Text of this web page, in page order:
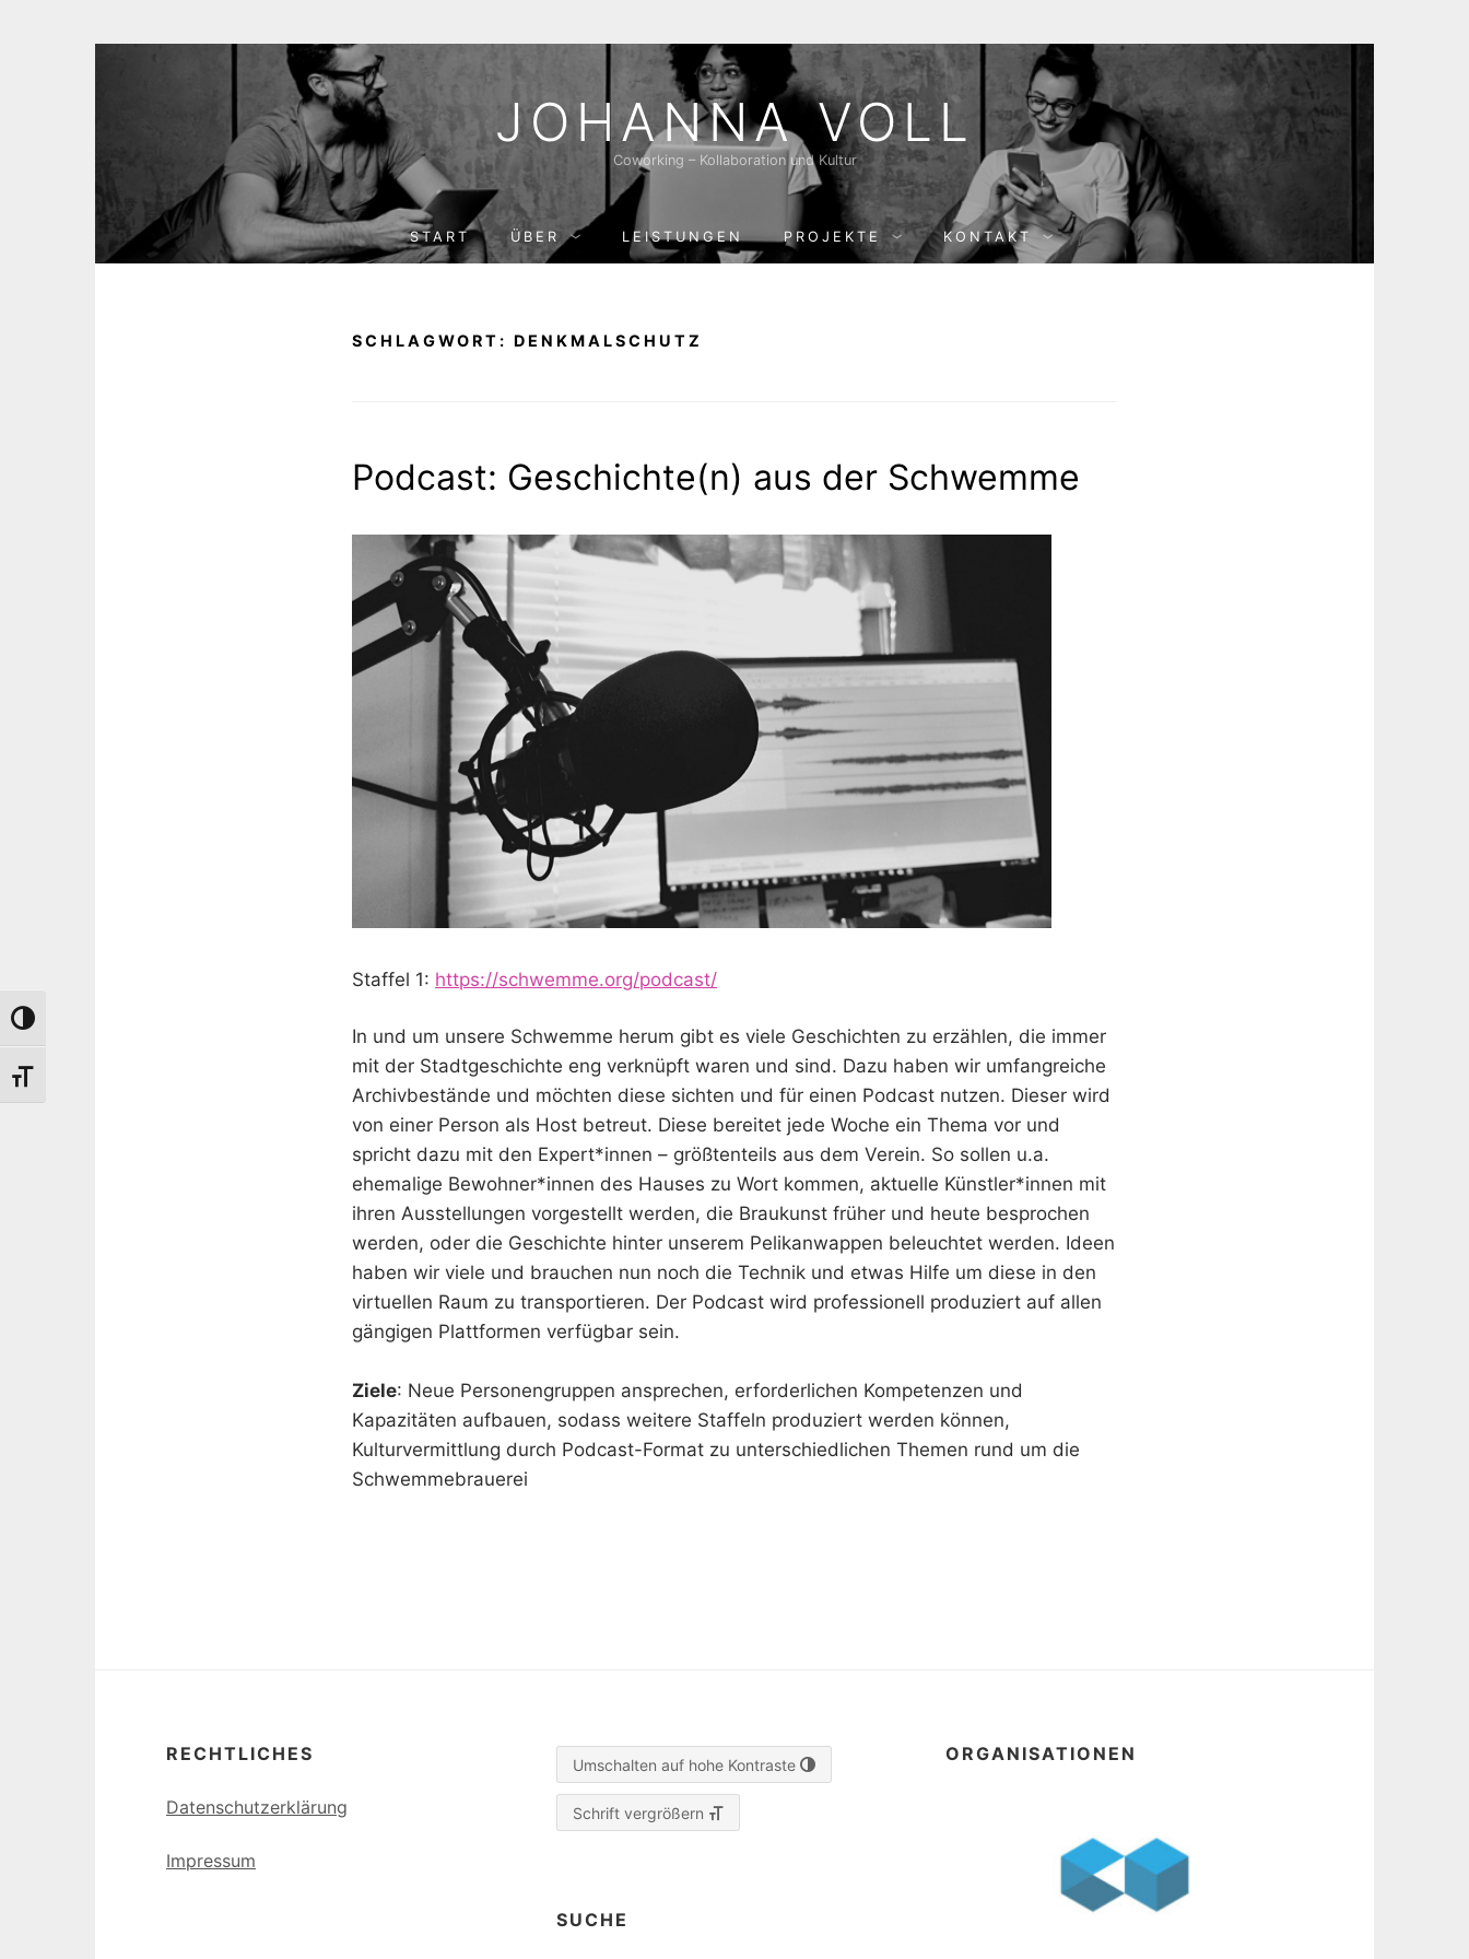
Umschalten auf hohe Kontraste
Schrift vergrößern
JOHANNA VOLL
Coworking – Kollaboration und Kultur
START ÜBER LEISTUNGEN PROJEKTE KONTAKT
SCHLAGWORT: DENKMALSCHUTZ
Podcast: Geschichte(n) aus der Schwemme
Staffel 1: https://schwemme.org/podcast/
In und um unsere Schwemme herum gibt es viele Geschichten zu erzählen, die immer
mit der Stadtgeschichte eng verknüpft waren und sind. Dazu haben wir umfangreiche
Archivbestände und möchten diese sichten und für einen Podcast nutzen. Dieser wird
von einer Person als Host betreut. Diese bereitet jede Woche ein Thema vor und
spricht dazu mit den Expert*innen – größtenteils aus dem Verein. So sollen u.a.
ehemalige Bewohner*innen des Hauses zu Wort kommen, aktuelle Künstler*innen mit
ihren Ausstellungen vorgestellt werden, die Braukunst früher und heute besprochen
werden, oder die Geschichte hinter unserem Pelikanwappen beleuchtet werden. Ideen
haben wir viele und brauchen nun noch die Technik und etwas Hilfe um diese in den
virtuellen Raum zu transportieren. Der Podcast wird professionell produziert auf allen
gängigen Plattformen verfügbar sein.
Ziele: Neue Personengruppen ansprechen, erforderlichen Kompetenzen und
Kapazitäten aufbauen, sodass weitere Staffeln produziert werden können,
Kulturvermittlung durch Podcast-Format zu unterschiedlichen Themen rund um die
Schwemmebrauerei
RECHTLICHES
Datenschutzerklärung
Impressum
Umschalten auf hohe Kontraste
Schrift vergrößern
SUCHE
ORGANISATIONEN